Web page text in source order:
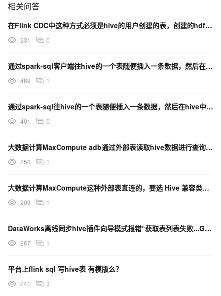
相关问答
在Flink CDC中这种方式必须是hive的用户创建的表，创建的hdfs文件才能挂载没有其他方法?
231 0
通过spark-sql客户端往hive的一个表随便插入一条数据，然后在hive中查询这个表报错.
489 1
通过spark-sql往hive的一个表随便插入一条数据，然后在hive中查询这个表报错
401 0
大数据计算MaxCompute adb通过外部表读取hive数据进行查询分析，无需存储就能查询吗？
250 1
大数据计算MaxCompute这种外部表直连的，要选 Hive 兼容类型吗？
209 1
DataWorks离线同步hive插件向导模式报错“获取表列表失败...GET_TABLELI...
267 1
平台上flink sql 写hive表 有模版么？
241 3